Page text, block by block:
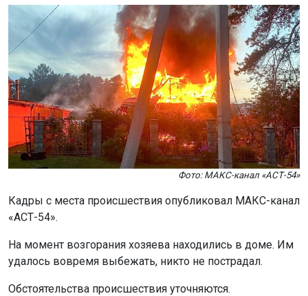
Фото: МАКС-канал «АСТ-54»
Кадры с места происшествия опубликовал МАКС-канал
«АСТ-54».
На момент возгорания хозяева находились в доме. Им
удалось вовремя выбежать, никто не пострадал.
Обстоятельства происшествия уточняются.